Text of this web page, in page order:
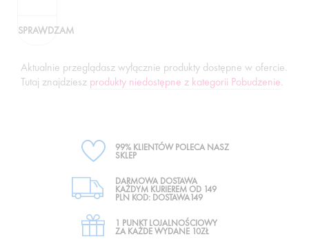
SPRAWDZAM
Aktualnie przeglądasz wyłącznie produkty dostępne w ofercie.
Tutaj znajdziesz produkty niedostępne z kategorii Pobudzenie.
99% KLIENTÓW POLECA NASZ
SKLEP
DARMOWA DOSTAWA
KAŻDYM KURIEREM OD 149
PLN KOD: DOSTAWA149
1 PUNKT LOJALNOŚCIOWY
ZA KAŻDE WYDANE 10ZŁ